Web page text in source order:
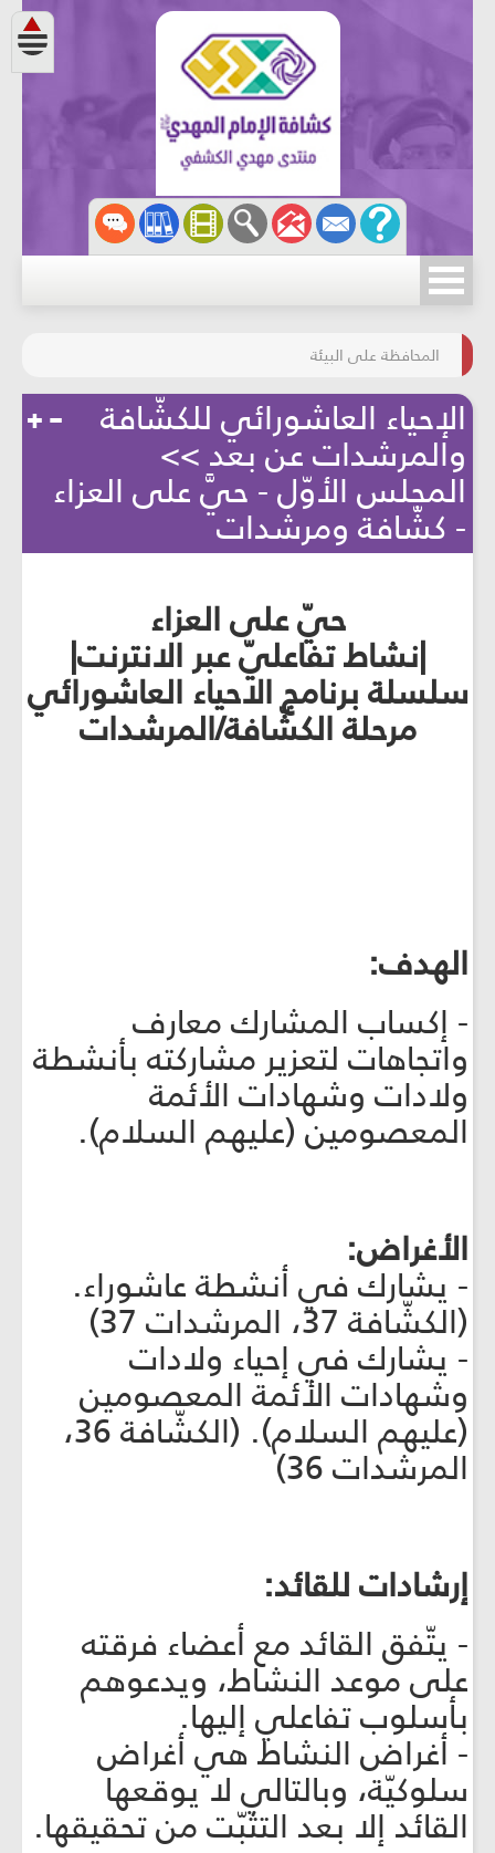
مسابقة الركب الحسينيّ
المحافظة على البيئة
الإحياء العاشورائي للكشّافة
والمرشدات عن بعد >>
المجلس الأوّل - حيَّ على العزاء
- كشّافة ومرشدات
حيّ على العزاء
|نشاط تفاعليّ عبر الانترنت|
سلسلة برنامج الاحياء العاشورائي
مرحلة الكشّافة/المرشدات
الهدف:
- إكساب المشارك معارف
واتجاهات لتعزير مشاركته بأنشطة
ولادات وشهادات الأئمة
المعصومين (عليهم السلام).
الأغراض:
- يشارك في أنشطة عاشوراء.
(الكشّافة 37، المرشدات 37)
- يشارك في إحياء ولادات
وشهادات الأئمة المعصومين
(عليهم السلام). (الكشّافة 36،
المرشدات 36)
إرشادات للقائد:
- يتّفق القائد مع أعضاء فرقته
على موعد النشاط، ويدعوهم
بأسلوب تفاعلي إليها.
- أغراض النشاط هي أغراض
سلوكيّة، وبالتالي لا يوقعها
القائد إلا بعد التثبّت من تحقيقها.